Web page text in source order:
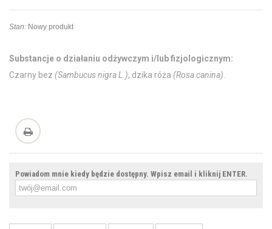
Stan: Nowy produkt
Substancje o działaniu odżywczym i/lub fizjologicznym:
Czarny bez (Sambucus nigra L.), dzika róża (Rosa canina).
Powiadom mnie kiedy będzie dostępny. Wpisz email i kliknij ENTER.